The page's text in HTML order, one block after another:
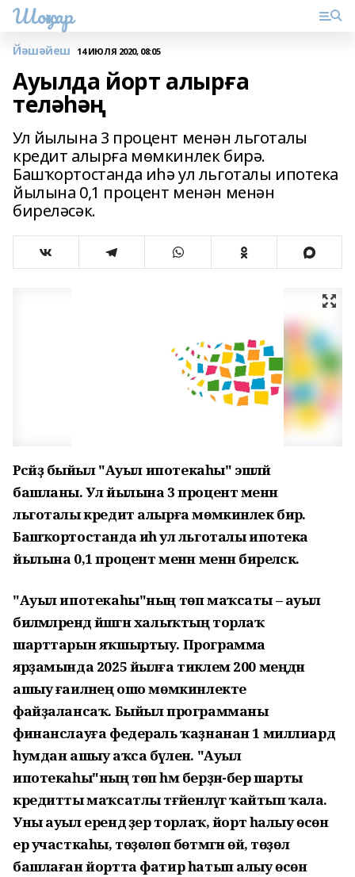
Шоңҡар
Йәшәйеш 14 ИЮЛЯ 2020, 08:05
Ауылда йорт алырға
теләһәң
Ул йылына 3 процент менән льготалы
кредит алырға мөмкинлек бирә.
Башҡортостанда иһә ул льготалы ипотека
йылына 0,1 процент менән менән
биреләсәк.
Рәсәйҙә быйыл "Ауыл ипотекаһы" эшләй
башланы. Ул йылына 3 процент менән
льготалы кредит алырға мөмкинлек бирә.
Башҡортостанда иһә ул льготалы ипотека
йылына 0,1 процент менән менән биреләсәк.
"Ауыл ипотекаһы"ның төп маҡсаты – ауыл
биләмәләрендә йәшәгән халыҡтың торлаҡ
шарттарын яҡшыртыу. Программа
ярҙамында 2025 йылға тиклем 200 меңдән
ашыу ғаиләнең ошо мөмкинлекте
файҙалансаҡ. Быйыл программаны
финанслауға федераль ҡаҙнанан 1 миллиард
һумдан ашыу аҡса бүленә. "Ауыл
ипотекаһы"ның төп һәм берҙән-бер шарты
кредитты маҡсатлы тәғәйенләүгә ҡайтып ҡала.
Уны ауыл ерендә әҙер торлаҡ, йорт һалыу өсөн
ер участкаһы, төҙөлөп бөтмәгән өй, төҙөлә
башлаған йортта фатир һатып алыу өсөн